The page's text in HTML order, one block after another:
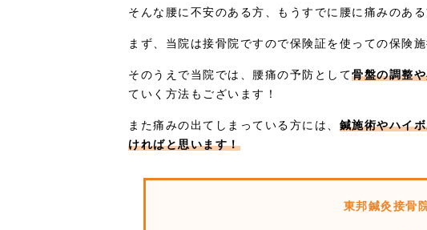
そんな腰に不安のある方、もうすでに腰に痛みのあ
まず、当院は接骨院ですので保険証を使っての保険施
そのうえで当院では、腰痛の予防として骨盤の調整
ていく方法もございます！
また痛みの出てしまっている方には、 鍼施術やハイ
ければと思います！
東邦鍼灸接骨